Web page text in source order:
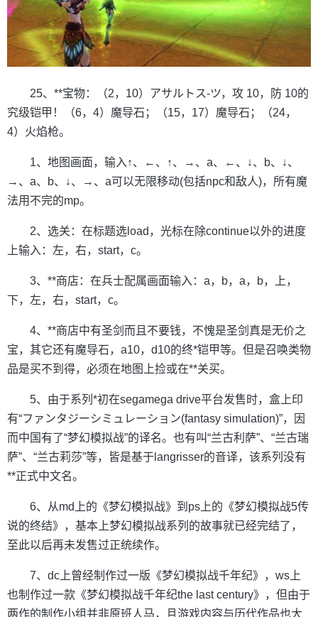
25、**宝物：（2，10）アサルトス-ツ，攻 10，防 10的
究级铠甲！（6，4）魔导石；（15，17）魔导石；（24，
4）火焰枪。
1、地图画面，输入↑、←、↑、→、a、←、↓、b、↓、
→、a、b、↓、→、a可以无限移动(包括npc和敌人)，所有魔
法用不完的mp。
2、选关：在标题选load，光标在除continue以外的进度
上输入：左，右，start，c。
3、**商店：在兵士配属画面输入：a，b，a，b，上，
下，左，右，start，c。
4、**商店中有圣剑而且不要钱，不愧是圣剑真是无价之
宝，其它还有魔导石，a10，d10的终*铠甲等。但是召唤类物
品是买不到得，必须在地图上捡或在**关买。
5、由于系列*初在segamega drive平台发售时，盒上印
有“ファンタジーシミュレーション(fantasy simulation)”，因
而中国有了“梦幻模拟战”的译名。也有叫“兰古利萨”、“兰古瑞
萨”、“兰古莉莎”等，皆是基于langrisser的音译，该系列没有
**正式中文名。
6、从md上的《梦幻模拟战》到ps上的《梦幻模拟战5传
说的终结》，基本上梦幻模拟战系列的故事就已经完结了，
至此以后再未发售过正统续作。
7、dc上曾经制作过一版《梦幻模拟战千年纪》，ws上
也制作过一款《梦幻模拟战千年纪the last century》，但由于
两作的制作小组并非原班人马，且游戏内容与历代作品也大